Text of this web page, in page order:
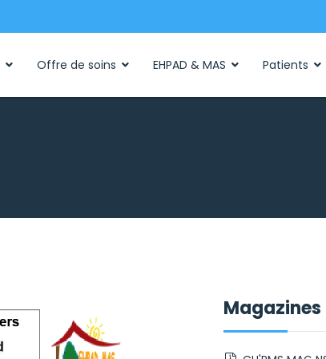
Offre de soins EHPAD & MAS Patients
Magazines